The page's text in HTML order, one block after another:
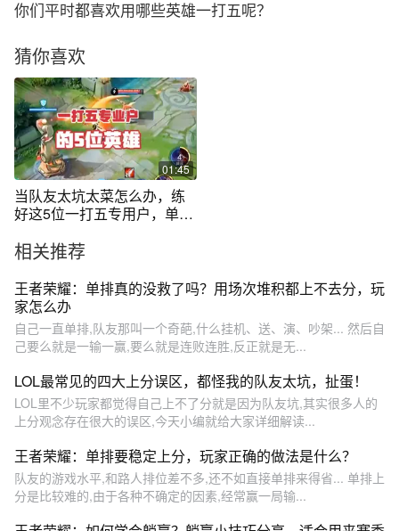
你们平时都喜欢用哪些英雄一打五呢？
猜你喜欢
01:45
当队友太坑太菜怎么办，练
好这5位一打五专用户，单排
相关推荐
王者荣耀：单排真的没救了吗？用场次堆积都上不去分，玩
家怎么办
自己一直单排,队友那叫一个奇葩,什么挂机、送、演、吵架... 然后自
己要么就是一输一赢,要么就是连败连胜,反正就是无...
LOL最常见的四大上分误区，都怪我的队友太坑，扯蛋！
LOL里不少玩家都觉得自己上不了分就是因为队友坑,其实很多人的
上分观念存在很大的误区,今天小编就给大家详细解读...
王者荣耀：单排要稳定上分，玩家正确的做法是什么？
队友的游戏水平,和路人排位差不多,还不如直接单排来得省... 单排上
分是比较难的,由于各种不确定的因素,经常赢一局输...